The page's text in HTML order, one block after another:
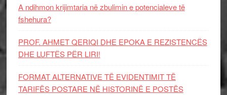
A ndihmon krijimtaria në zbulimin e potencialeve të
fshehura?
PROF. AHMET QERIQI DHE EPOKA E REZISTENCЁS
DHE LUFTЁS PЁR LIRI!
FORMAT ALTERNATIVE TË EVIDENTIMIT TË
TARIFËS POSTARE NË HISTORINË E POSTËS